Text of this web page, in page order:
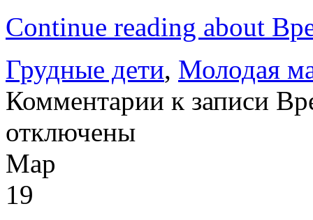
Continue reading about
Грудные дети, Молодая
Комментарии к записи
отключены
Мар
19